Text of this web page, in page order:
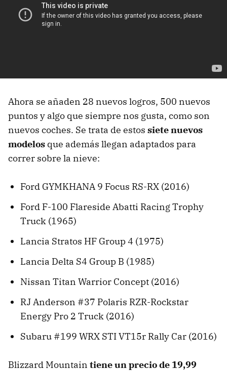
Ahora se añaden 28 nuevos logros, 500 nuevos
puntos y algo que siempre nos gusta, como son
nuevos coches. Se trata de estos siete nuevos
modelos que además llegan adaptados para
correr sobre la nieve:
Ford GYMKHANA 9 Focus RS-RX (2016)
Ford F-100 Flareside Abatti Racing Trophy
Truck (1965)
Lancia Stratos HF Group 4 (1975)
Lancia Delta S4 Group B (1985)
Nissan Titan Warrior Concept (2016)
RJ Anderson #37 Polaris RZR-Rockstar
Energy Pro 2 Truck (2016)
Subaru #199 WRX STI VT15r Rally Car (2016)
Blizzard Mountain tiene un precio de 19,99